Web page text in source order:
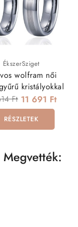
ÉkszerSziget
wolfram női
kristályokkal
Ft 11 691 Ft
RÉSZLETEK